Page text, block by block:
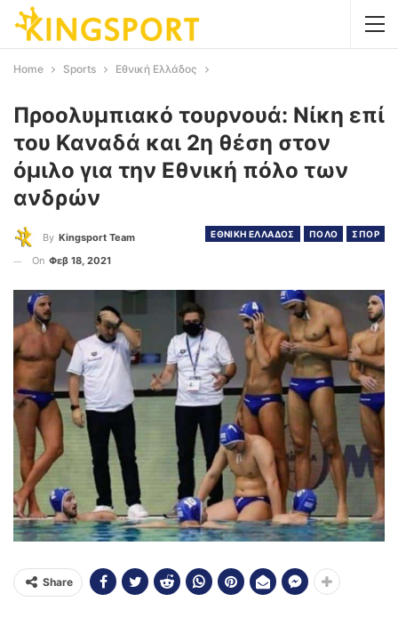
Home Sports Εθνική Ελλάδος
Προολυμπιακό τουρνουά: Νίκη επί
του Καναδά και 2η θέση στον
όμιλο για την Εθνική πόλο των
ανδρών
ΕΘΝΙΚΗ ΕΛΛΑΔΟΣ ΠΟΛΟ ΣΠΟΡ
By Kingsport Team
On Φεβ 18, 2021
Share